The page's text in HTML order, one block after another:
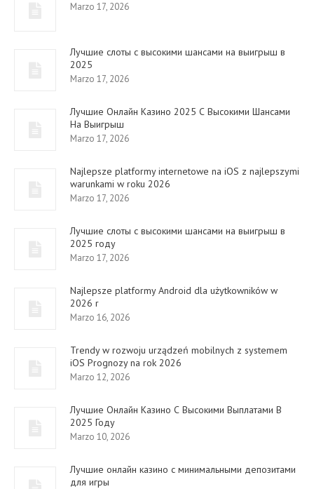
Marzo 17, 2026
Лучшие слоты с высокими шансами на выигрыш в
2025
Marzo 17, 2026
Лучшие Онлайн Казино 2025 С Высокими Шансами
На Выигрыш
Marzo 17, 2026
Najlepsze platformy internetowe na iOS z najlepszymi
warunkami w roku 2026
Marzo 17, 2026
Лучшие слоты с высокими шансами на выигрыш в
2025 году
Marzo 17, 2026
Najlepsze platformy Android dla użytkowników w
2026 r
Marzo 16, 2026
Trendy w rozwoju urządzeń mobilnych z systemem
iOS Prognozy na rok 2026
Marzo 12, 2026
Лучшие Онлайн Казино С Высокими Выплатами В
2025 Году
Marzo 10, 2026
Лучшие онлайн казино с минимальными депозитами
для игры